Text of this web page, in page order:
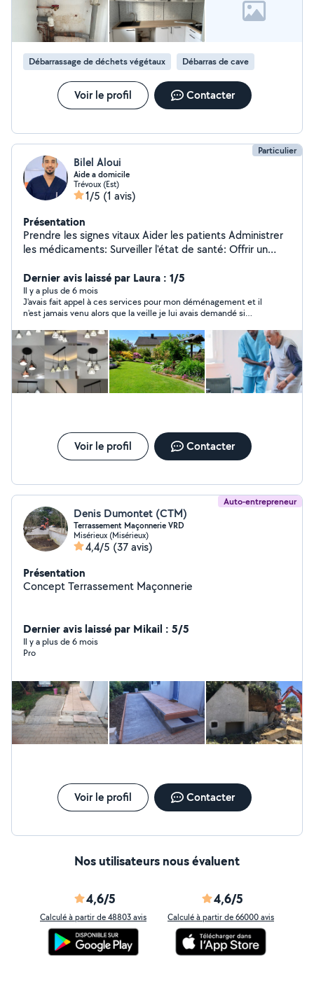
Débarrassage de déchets végétaux Débarras de cave
Voir le profil Contacter
Particulier
Bilel Aloui
Aide a domicile
Trévoux (Est)
1/5 (1 avis)
Présentation
Prendre les signes vitaux Aider les patients Administrer
les médicaments: Surveiller l'état de santé: Offrir un
Dernier avis laissé par Laura : 1/5
Il y a plus de 6 mois
J'avais fait appel à ces services pour mon déménagement et il
n'est jamais venu alors que la veille je lui avais demandé si
n'est pas venu et aucune nouvelle de sa part malgré appel et
sms. J'aurais mis 0 étoile si je pouvais, ne pas faire appel à lui
on ne peut pas compter sur lui..
Voir le profil Contacter
Auto-entrepreneur
Denis Dumontet (CTM)
Terrassement Maçonnerie VRD
Misérieux (Misérieux)
4,4/5 (37 avis)
Présentation
Concept Terrassement Maçonnerie
Dernier avis laissé par Mikail : 5/5
Il y a plus de 6 mois
Pro
Voir le profil Contacter
Nos utilisateurs nous évaluent
4,6/5
Calculé à partir de 48803 avis
4,6/5
Calculé à partir de 66000 avis